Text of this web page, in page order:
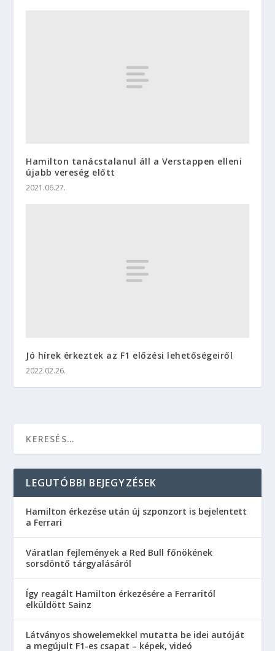
Hamilton tanácstalanul áll a Verstappen elleni
újabb vereség előtt
2021.06.27.
Jó hírek érkeztek az F1 előzési lehetőségeiről
2022.02.26.
LEGUTÓBBI BEJEGYZÉSEK
Hamilton érkezése után új szponzort is bejelentett
a Ferrari
Váratlan fejlemények a Red Bull főnökének
sorsdöntő tárgyalásáról
Így reagált Hamilton érkezésére a Ferraritól
elküldött Sainz
Látványos showelemekkel mutatta be idei autóját
a megújult F1-es csapat – képek, videó